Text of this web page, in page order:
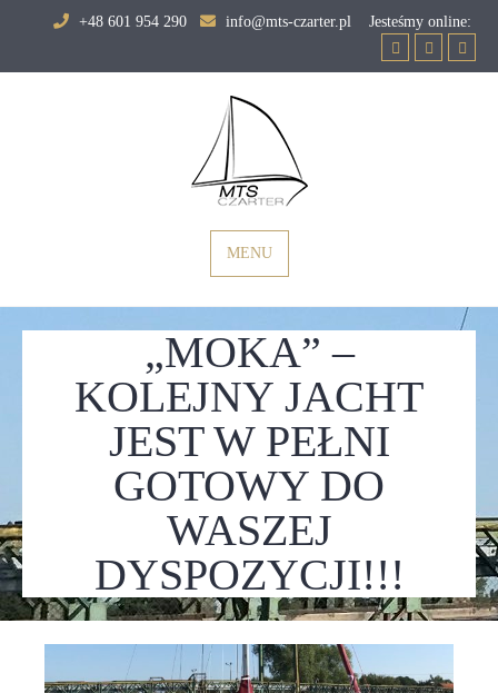
+48 601 954 290 info@mts-czarter.pl Jesteśmy online:
MENU
„MOKA” –
KOLEJNY JACHT
JEST W PEŁNI
GOTOWY DO
WASZEJ
DYSPOZYCJI!!!